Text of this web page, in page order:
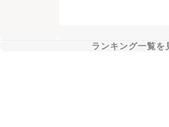
ランキング一覧を